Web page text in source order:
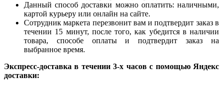
Данный способ доставки можно оплатить: наличными,
картой курьеру или онлайн на сайте.
Сотрудник маркета перезвонит вам и подтвердит заказ в
течении 15 минут, после того, как убедится в наличии
товара, способе оплаты и подтвердит заказ на
выбранное время.
Экспресс-доставка в течении 3-х часов с помощью Яндекс
доставки: